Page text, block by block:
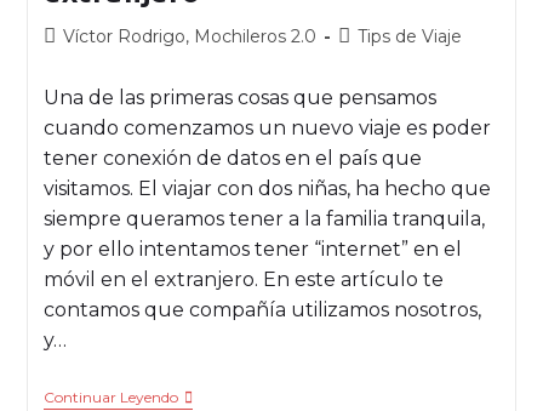
Víctor Rodrigo, Mochileros 2.0 Tips de Viaje
Una de las primeras cosas que pensamos
cuando comenzamos un nuevo viaje es poder
tener conexión de datos en el país que
visitamos. El viajar con dos niñas, ha hecho que
siempre queramos tener a la familia tranquila,
y por ello intentamos tener “internet” en el
móvil en el extranjero. En este artículo te
contamos que compañía utilizamos nosotros,
y…
Continuar Leyendo